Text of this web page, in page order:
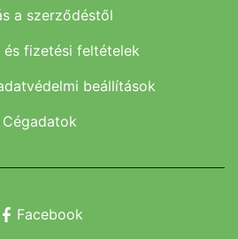
a szerződéstől
és fizetési feltételek
beállítások
Cégadatok
Facebook